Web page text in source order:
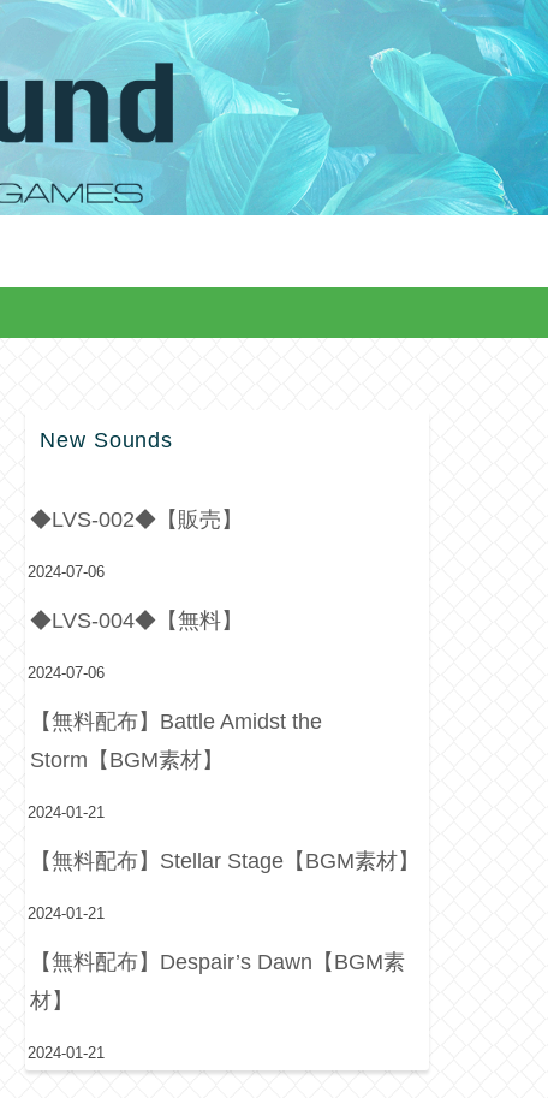
New Sounds
◆LVS-002◆【販売】
2024-07-06
◆LVS-004◆【無料】
2024-07-06
【無料配布】Battle Amidst the
Storm【BGM素材】
2024-01-21
【無料配布】Stellar Stage【BGM素材】
2024-01-21
【無料配布】Despair’s Dawn【BGM素
材】
2024-01-21